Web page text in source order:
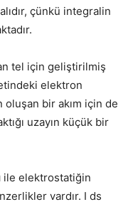
çünkü integralin
tel için geliştirilmiş
elektron
bir akım için de
uzayın küçük bir
ile elektrostatiğin
vardır. I ds